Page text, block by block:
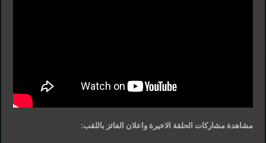
مشاهدة مشاركات الحلقة الاخيرة واعلان الفائز باللقب: